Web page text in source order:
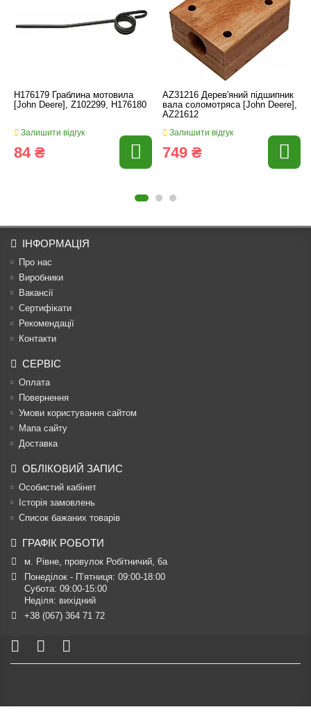
H176179 Граблина мотовила
[John Deere], Z102299, H176180
Залишити відгук
84 ₴
AZ31216 Дерев'яний підшипник
вала соломотряса [John Deere],
AZ21612
Залишити відгук
749 ₴
ІНФОРМАЦІЯ
Про нас
Виробники
Вакансії
Сертифікати
Рекомендації
Контакти
СЕРВІС
Оплата
Повернення
Умови користування сайтом
Мапа сайту
Доставка
ОБЛІКОВИЙ ЗАПИС
Особистий кабінет
Історія замовлень
Список бажаних товарів
ГРАФІК РОБОТИ
м. Рівне, провулок Робітничий, 6а
Понеділок - П’ятниця: 09:00-18:00
Субота: 09:00-15:00
Неділя: вихідний
+38 (067) 364 71 72